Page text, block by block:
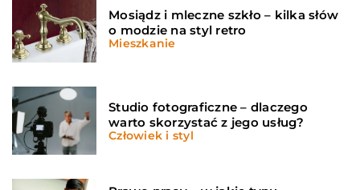
Mosiądz i mleczne szkło – kilka słów
o modzie na styl retro
Mieszkanie
Studio fotograficzne – dlaczego
warto skorzystać z jego usług?
Człowiek i styl